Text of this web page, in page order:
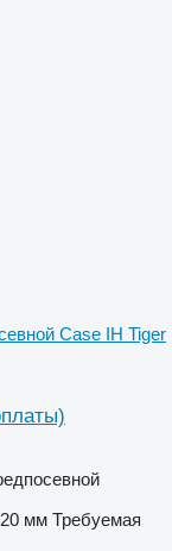
Case IH Tiger
мм Требуемая